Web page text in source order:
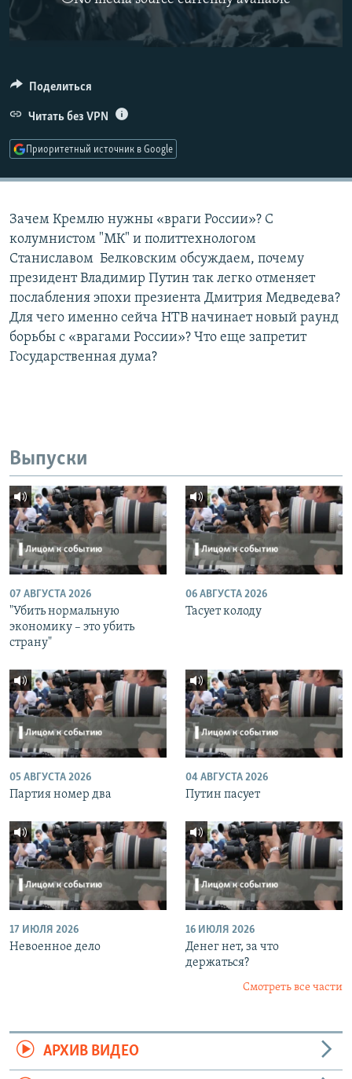
РАСПИСАНИЕ ВЕЩАНИЯ
ПОДПИШИТЕСЬ НА РАССЫЛКУ
СОЦИАЛЬНЫЕ СЕТИ
Поделиться
Читать без VPN
Приоритетный источник в Google
Зачем Кремлю нужны «враги России»? С
колумнистом "МК" и политтехнологом
Станиславом Белковским обсуждаем, почему
президент Владимир Путин так легко отменяет
послабления эпохи презиента Дмитрия Медведева?
Для чего именно сейча НТВ начинает новый раунд
борьбы с «врагами России»? Что еще запретит
Государственная дума?
Выпуски
07 АВГУСТА 2026
"Убить нормальную
экономику – это убить
страну"
06 АВГУСТА 2026
Тасует колоду
05 АВГУСТА 2026
Партия номер два
04 АВГУСТА 2026
Путин пасует
17 ИЮЛЯ 2026
Невоенное дело
16 ИЮЛЯ 2026
Денег нет, за что
держаться?
Смотреть все части
АРХИВ ВИДЕО